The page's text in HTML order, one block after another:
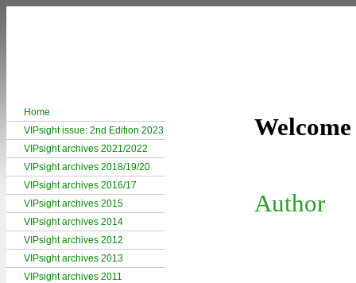
Home
VIPsight issue: 2nd Edition 2023
VIPsight archives 2021/2022
VIPsight archives 2018/19/20
VIPsight archives 2016/17
VIPsight archives 2015
VIPsight archives 2014
VIPsight archives 2012
VIPsight archives 2013
VIPsight archives 2011
Author